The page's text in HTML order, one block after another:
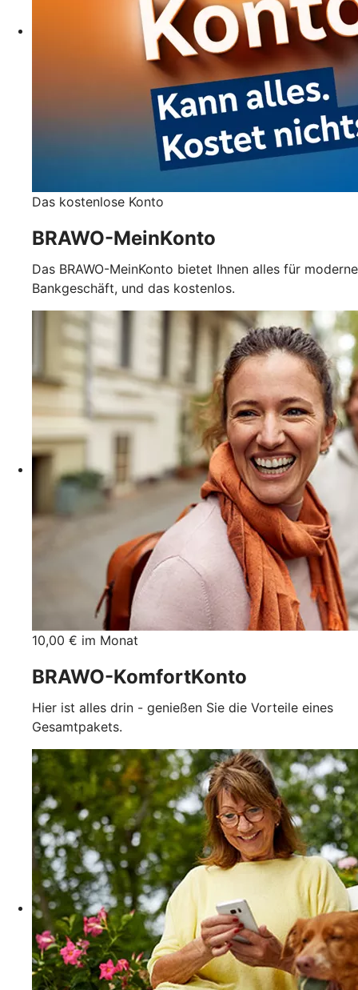
Das kostenlose Konto
BRAWO-MeinKonto
Das BRAWO-MeinKonto bietet Ihnen alles für moderne
Bankgeschäft, und das kostenlos.
10,00 € im Monat
BRAWO-KomfortKonto
Hier ist alles drin - genießen Sie die Vorteile eines
Gesamtpakets.